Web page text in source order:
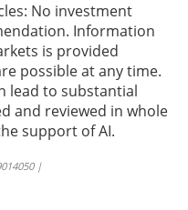
No investment
Information
is provided
possible at any time.
lead to substantial
and reviewed in whole
support of AI.
|